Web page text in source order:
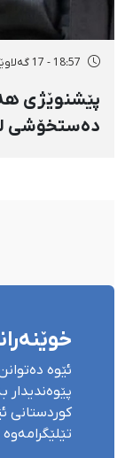
18:57 - 17 گەلاوێژ 2726
پێشنوێژی
دەستخۆشی
ئێوە
کوردستانی